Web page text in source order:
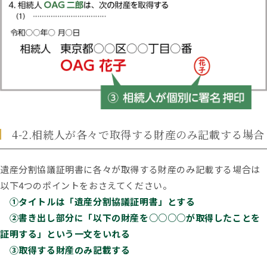
4-2.相続人が各々で取得する財産のみ記載する場合
遺産分割協議証明書に各々が取得する財産のみ記載する場合は
以下4つのポイントをおさえてください。
①タイトルは「遺産分割協議証明書」とする
②書き出し部分に「以下の財産を○○○○が取得したことを
証明する」という一文をいれる
③取得する財産のみ記載する